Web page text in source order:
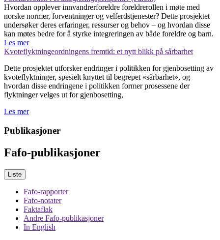
Hvordan opplever innvandrerforeldre foreldrerollen i møte med
norske normer, forventninger og velferdstjenester? Dette prosjektet
undersøker deres erfaringer, ressurser og behov – og hvordan disse
kan møtes bedre for å styrke integreringen av både foreldre og barn.
Les mer
Kvoteflyktningeordningens fremtid: et nytt blikk på sårbarhet
Dette prosjektet utforsker endringer i politikken for gjenbosetting av
kvoteflyktninger, spesielt knyttet til begrepet «sårbarhet», og
hvordan disse endringene i politikken former prosessene der
flyktninger velges ut for gjenbosetting,
Les mer
Publikasjoner
Fafo-publikasjoner
Liste
Fafo-rapporter
Fafo-notater
Faktaflak
Andre Fafo-publikasjoner
In English